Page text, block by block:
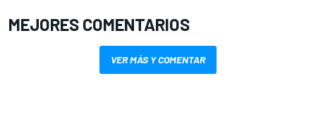
MEJORES COMENTARIOS
VER MÁS Y COMENTAR